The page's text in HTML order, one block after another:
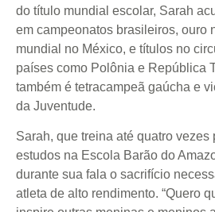
do título mundial escolar, Sarah
em campeonatos brasileiros, ouro
mundial no México, e títulos no
países como Polônia e República
também é tetracampeã gaúcha e
da Juventude.
Sarah, que treina até quatro
estudos na Escola Barão do
durante sua fala o sacrifício
atleta de alto rendimento. “Quero